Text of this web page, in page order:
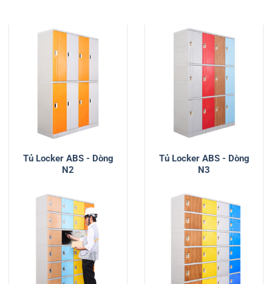
Tủ Locker ABS - Dòng
N2
Tủ Locker ABS - Dòng
N3